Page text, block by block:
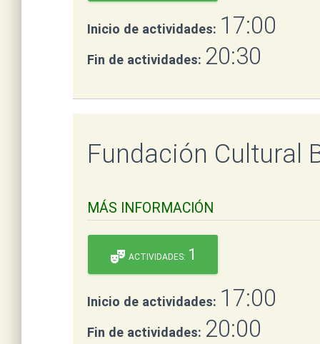
Inicio de actividades: 17:00
Fin de actividades: 20:30
Fundación Cultural
MÁS INFORMACIÓN
theater_comedy ACTIVIDADES: 1
Inicio de actividades: 17:00
Fin de actividades: 20:00